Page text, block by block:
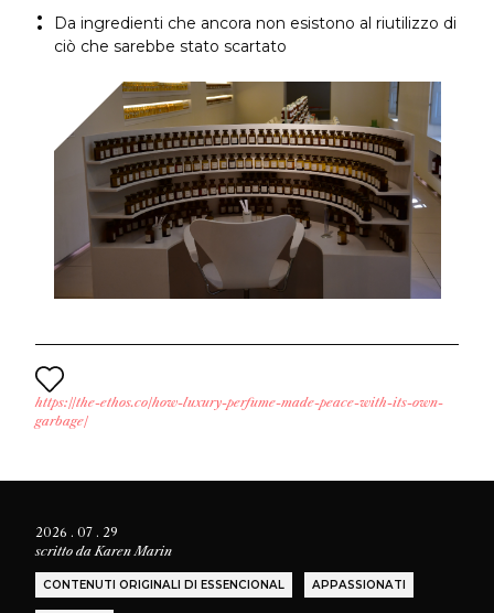
ricavati da ciò che l'industria normalmente scarta.
Entrambi i metodi giungono allo stesso risultato: un
Da ingredienti che ancora non esistono al riutilizzo di
ciò che sarebbe stato scartato
https://the-ethos.co/how-luxury-perfume-made-peace-with-its-own-
garbage/
2026 . 07 . 29
scritto daKaren Marin
CONTENUTI ORIGINALI DI ESSENCIONAL APPASSIONATI